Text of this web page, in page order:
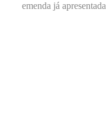
emenda já apresentada